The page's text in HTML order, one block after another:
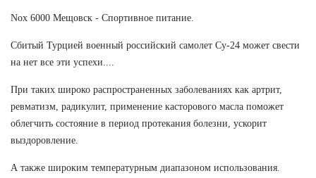
Nox 6000 Мещовск - Спортивное питание.
Сбитый Турцией военный российский самолет Су-24 может свести
на нет все эти успехи....
При таких широко распространенных заболеваниях как артрит,
ревматизм, радикулит, применение касторового масла поможет
облегчить состояние в период протекания болезни, ускорит
выздоровление.
А также широким температурным диапазоном использования.